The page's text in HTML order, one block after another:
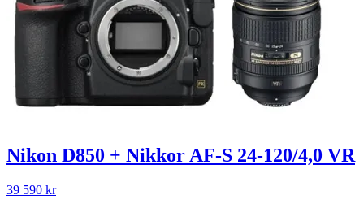
Nikon D850 + Nikkor AF-S 24-120/4,0 VR
39 590 kr